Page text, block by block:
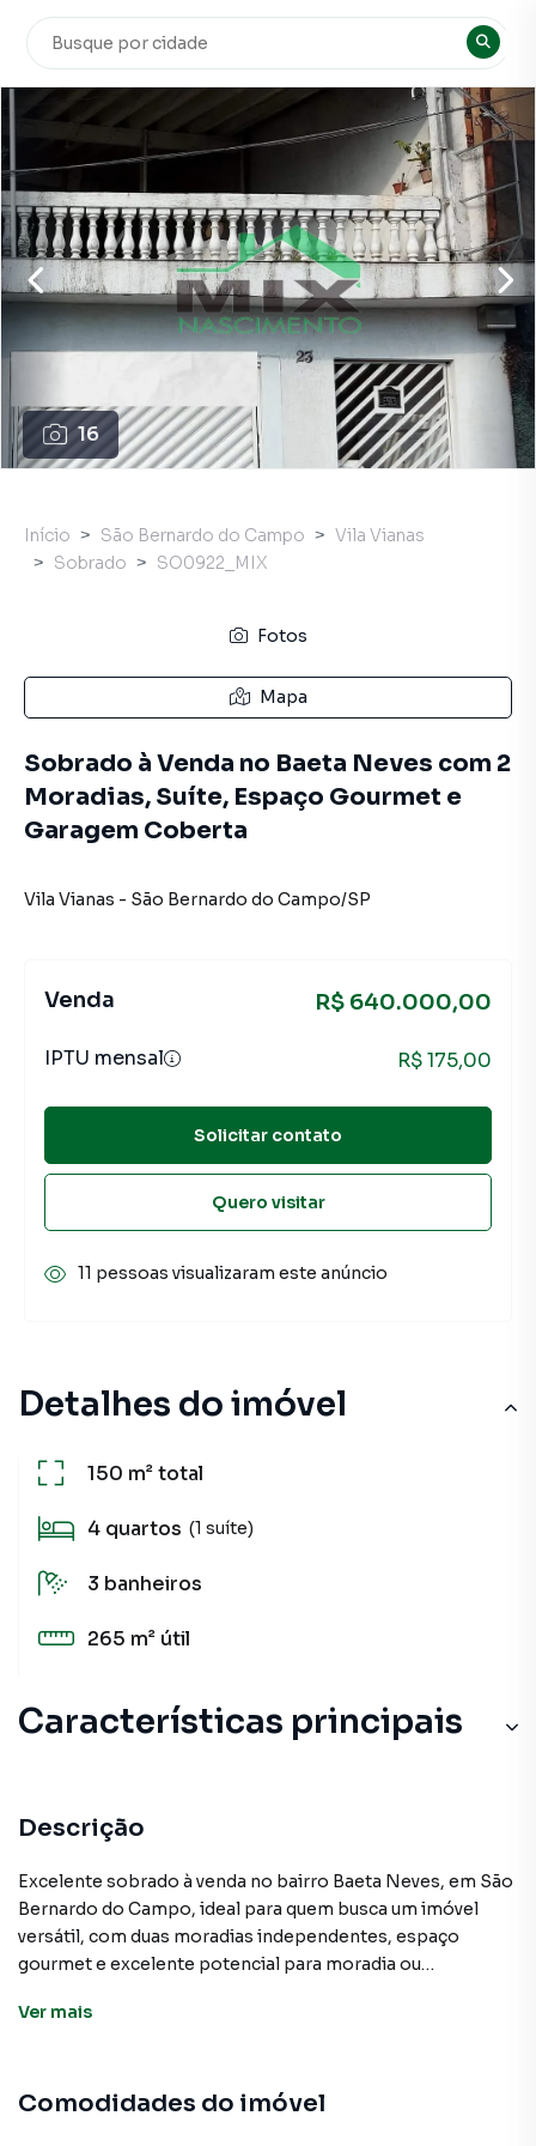
16
Detalhes do imóvel
150 m²total
4 quartos (1 suíte)
3 banheiros
265 m² útil
Características principais
Cerâmica
Armário Cozinha
Portão Eletrônico
Descrição
Excelente sobrado à venda no bairro Baeta Neves, em São
Bernardo do Campo, ideal para quem busca um imóvel
versátil, com duas moradias independentes, espaço
gourmet e excelente potencial para moradia ou
distribuídos e ótima estrutura para acomodar duas famílias
Ver mais
Comodidades do imóvel
Início São Bernardo do Campo
Vila Vianas
Sobrado
SO0922_MIX
Fotos
Mapa
Sobrado à Venda no Baeta Neves com 2
Moradias, Suíte, Espaço Gourmet e
Garagem Coberta
Vila Vianas - São Bernardo do Campo/SP
Venda R$ 640.000,00
IPTU mensal R$ 175,00
Solicitar contato
Quero visitar
11 pessoas visualizaram este anúncio